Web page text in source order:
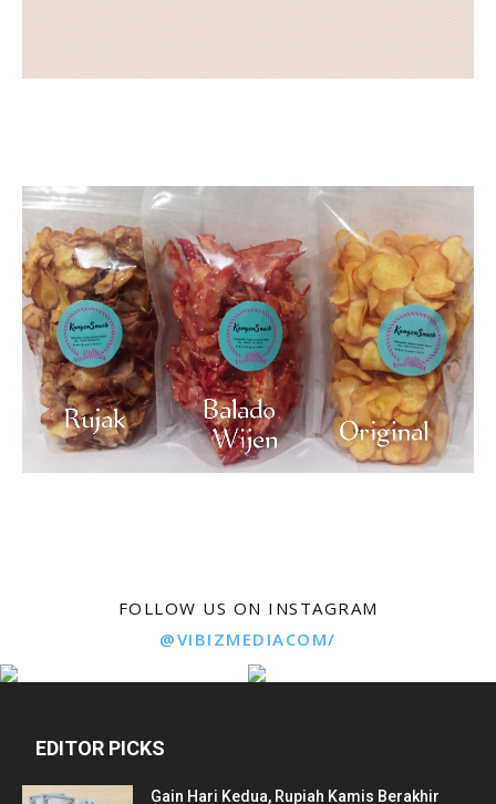
FOLLOW US ON INSTAGRAM
@VIBIZMEDIACOM/
EDITOR PICKS
Gain Hari Kedua, Rupiah Kamis Berakhir